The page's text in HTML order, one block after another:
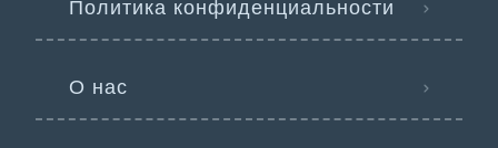
Политика конфиденциальности
О нас